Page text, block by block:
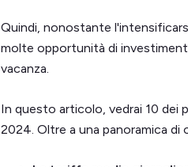
Quindi, nonostante
molte opportunità di
vacanza.
In questo articolo, vedrai 10 dei
2024. Oltre a una panoramica di